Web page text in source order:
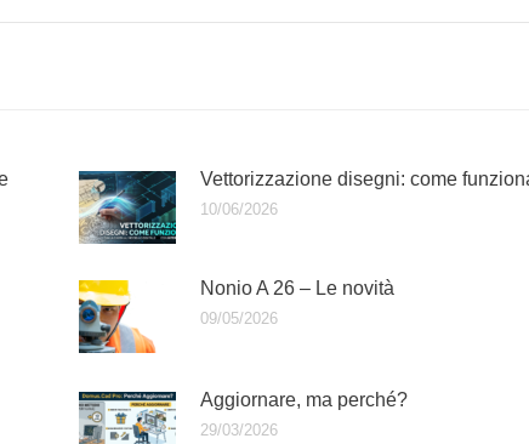
Vettorizzazione disegni: come
10/06/2026
Nonio A 26 – Le novità
09/05/2026
Aggiornare, ma perché?
29/03/2026